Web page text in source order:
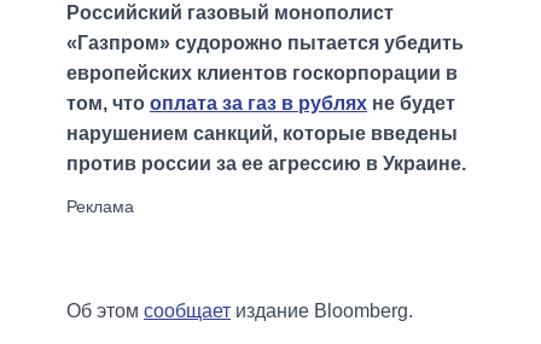
Российский газовый монополист
«Газпром» судорожно пытается убедить
европейских клиентов госкорпорации в
том, что оплата за газ в рублях не будет
нарушением санкций, которые введены
против россии за ее агрессию в Украине.
Об этом сообщает издание Bloomberg.